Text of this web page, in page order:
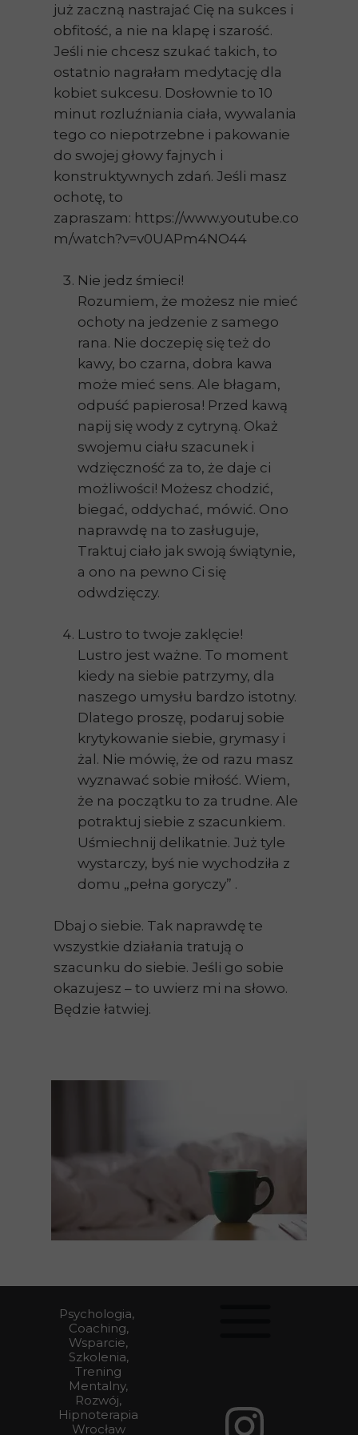
już zaczną nastrajać Cię na sukces i
obfitość, a nie na klapę i szarość.
Jeśli nie chcesz szukać takich, to
ostatnio nagrałam medytację dla
kobiet sukcesu. Dosłownie to 10
minut rozluźniania ciała, wywalania
tego co niepotrzebne i pakowanie
do swojej głowy fajnych i
konstruktywnych zdań. Jeśli masz
ochotę, to
zapraszam: https://www.youtube.co
m/watch?v=v0UAPm4NO44
Nie jedz śmieci!
Rozumiem, że możesz nie mieć
ochoty na jedzenie z samego
rana. Nie doczepię się też do
kawy, bo czarna, dobra kawa
może mieć sens. Ale błagam,
odpuść papierosa! Przed kawą
napij się wody z cytryną. Okaż
swojemu ciału szacunek i
wdzięczność za to, że daje ci
możliwości! Możesz chodzić,
biegać, oddychać, mówić. Ono
naprawdę na to zasługuje,
Traktuj ciało jak swoją świątynie,
a ono na pewno Ci się
odwdzięczy.
Lustro to twoje zaklęcie!
Lustro jest ważne. To moment
kiedy na siebie patrzymy, dla
naszego umysłu bardzo istotny.
Dlatego proszę, podaruj sobie
krytykowanie siebie, grymasy i
żal. Nie mówię, że od razu masz
wyznawać sobie miłość. Wiem,
że na początku to za trudne. Ale
potraktuj siebie z szacunkiem.
Uśmiechnij delikatnie. Już tyle
wystarczy, byś nie wychodziła z
domu „pełna goryczy” .
Dbaj o siebie. Tak naprawdę te
wszystkie działania tratują o
szacunku do siebie. Jeśli go sobie
okazujesz – to uwierz mi na słowo.
Będzie łatwiej.
Psychologia,
Coaching,
Wsparcie,
Szkolenia,
Trening
Mentalny,
Rozwój,
Hipnoterapia
Wrocław